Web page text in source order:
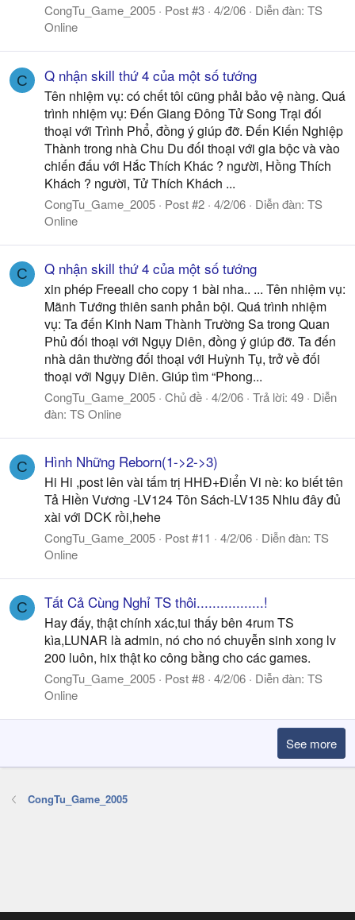
CongTu_Game_2005 Post #3 4/2/06 Diễn đàn: TS
Online
C Q nhận skill thứ 4 của một số tướng
Tên nhiệm vụ: có chết tôi cũng phải bảo vệ nàng. Quá
trình nhiệm vụ: Đến Giang Đông Tử Song Trại đối
thoại với Trình Phổ, đồng ý giúp đỡ. Đến Kiến Nghiệp
Thành trong nhà Chu Du đối thoại với gia bộc và vào
chiến đấu với Hắc Thích Khác ? người, Hồng Thích
Khách ? người, Tử Thích Khách ...
CongTu_Game_2005 Post #2 4/2/06 Diễn đàn: TS
Online
C Q nhận skill thứ 4 của một số tướng
xin phép Freeall cho copy 1 bài nha.. ... Tên nhiệm vụ:
Mãnh Tướng thiên sanh phản bội. Quá trình nhiệm
vụ: Ta đến Kinh Nam Thành Trường Sa trong Quan
Phủ đối thoại với Ngụy Diên, đồng ý giúp đỡ. Ta đến
nhà dân thường đối thoại với Huỳnh Tụ, trở về đối
thoại với Ngụy Diên. Giúp tìm “Phong...
CongTu_Game_2005 Chủ đề 4/2/06 Trả lời: 49
Diễn
đàn: TS Online
C Hình Những Reborn(1->2->3)
Hi Hi ,post lên vài tấm trị HHĐ+Điển Vi nè: ko biết tên
Tả Hiền Vương -LV124 Tôn Sách-LV135 Nhiu đây đủ
xài với DCK rồi,hehe
CongTu_Game_2005 Post #11 4/2/06 Diễn đàn: TS
Online
C Tất Cả Cùng Nghỉ TS thôi.................!
Hay đấy, thật chính xác,tui thấy bên 4rum TS
kìa,LUNAR là admin, nó cho nó chuyễn sinh xong lv
200 luôn, hix thật ko công bằng cho các games.
CongTu_Game_2005 Post #8 4/2/06 Diễn đàn: TS
Online
See more
CongTu_Game_2005